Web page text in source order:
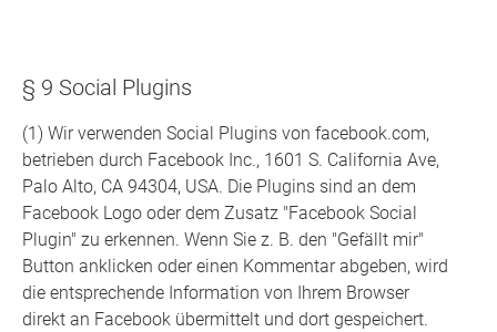
§ 9 Social Plugins
(1) Wir verwenden Social Plugins von facebook.com,
betrieben durch Facebook Inc., 1601 S. California Ave,
Palo Alto, CA 94304, USA. Die Plugins sind an dem
Facebook Logo oder dem Zusatz "Facebook Social
Plugin" zu erkennen. Wenn Sie z. B. den "Gefällt mir"
Button anklicken oder einen Kommentar abgeben, wird
die entsprechende Information von Ihrem Browser
direkt an Facebook übermittelt und dort gespeichert.